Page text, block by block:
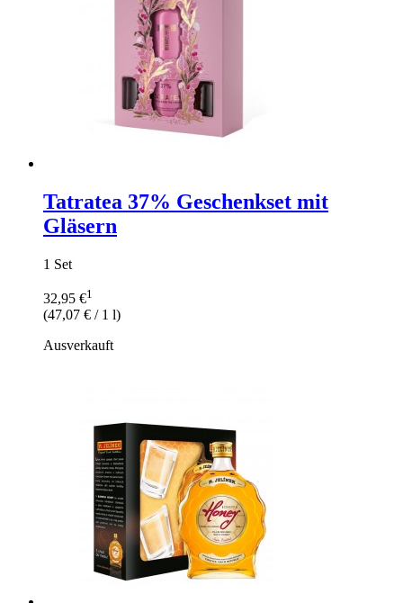
Tatratea 37% Geschenkset mit
Gläsern
1 Set
32,95 €1
(47,07 € / 1 l)
Ausverkauft